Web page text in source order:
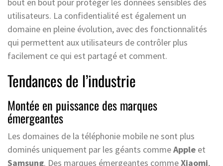
bout en bout pour protéger les données sensibles des
utilisateurs. La confidentialité est également un
domaine en pleine évolution, avec des fonctionnalités
qui permettent aux utilisateurs de contrôler plus
facilement ce qui est partagé et comment.
Tendances de l’industrie
Montée en puissance des marques
émergeantes
Les domaines de la téléphonie mobile ne sont plus
dominés uniquement par les géants commeApple et
Samsung. Des marques émergeantes commeXiaomi,